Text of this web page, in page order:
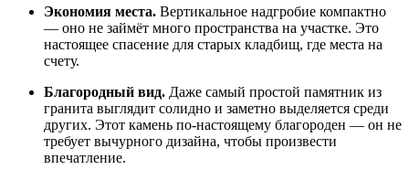
Экономия места. Вертикальное надгробие компактно
— оно не займёт много пространства на участке. Это
настоящее спасение для старых кладбищ, где места на
счету.
Благородный вид. Даже самый простой памятник из
гранита выглядит солидно и заметно выделяется среди
других. Этот камень по-настоящему благороден — он не
требует вычурного дизайна, чтобы произвести
впечатление.